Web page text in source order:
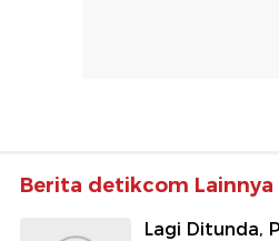
Berita detikcom Lainnya
Lagi Ditunda,